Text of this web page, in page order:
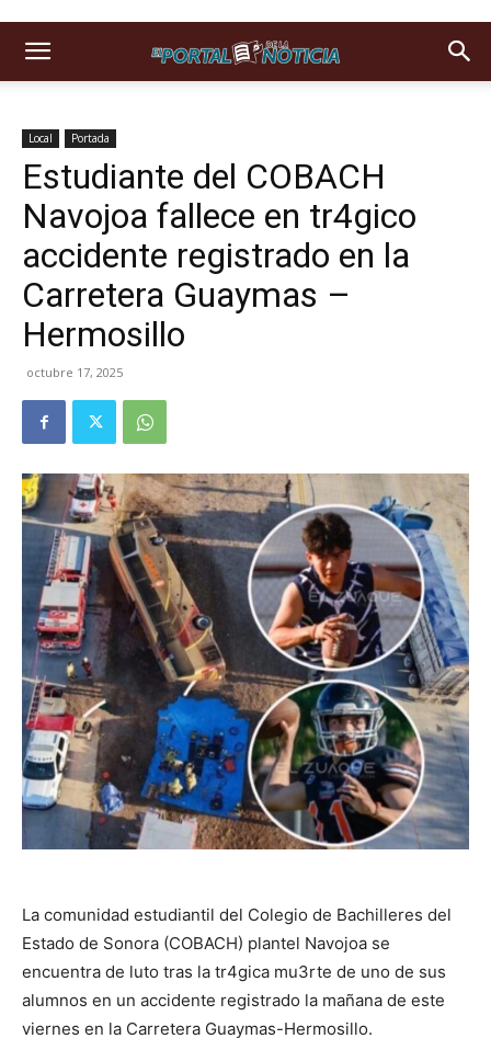
Local Portada
Estudiante del COBACH
Navojoa fallece en tr4gico
accidente registrado en la
Carretera Guaymas –
Hermosillo
octubre 17, 2025
La comunidad estudiantil del Colegio de Bachilleres del
Estado de Sonora (COBACH) plantel Navojoa se
encuentra de luto tras la tr4gica mu3rte de uno de sus
alumnos en un accidente registrado la mañana de este
viernes en la Carretera Guaymas-Hermosillo.